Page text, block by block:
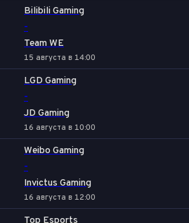
Bilibili Gaming
-
Team WE
15 августа в 14:00
LGD Gaming
-
JD Gaming
16 августа в 10:00
Weibo Gaming
-
Invictus Gaming
16 августа в 12:00
Top Esports